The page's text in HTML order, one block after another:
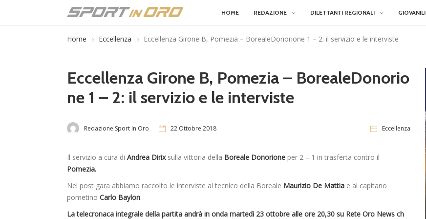
HOME REDAZIONE DILETTANTI REGIONALI GIOVANILI
Home Eccellenza Eccellenza Girone B, Pomezia – BorealeDonorione 1 – 2: il servizio e le interviste
Eccellenza Girone B, Pomezia – BorealeDonorio
ne 1 – 2: il servizio e le interviste
Redazione Sport In Oro 22 Ottobre 2018 Eccellenza
Il servizio a cura di Andrea Dirixsulla vittoria della Boreale Donorione per 2 – 1 in trasferta contro il
Pomezia.
Nel post gara abbiamo raccolto le interviste al tecnico della Boreale Maurizio De Mattia e al capitano
pometino Carlo Baylon.
La telecronaca integrale della partita andrà in onda martedì 23 ottobre alle ore 20,30 su Rete Oro News ch